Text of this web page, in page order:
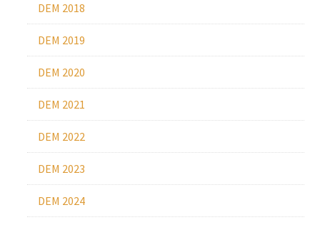
DEM 2018
DEM 2019
DEM 2020
DEM 2021
DEM 2022
DEM 2023
DEM 2024